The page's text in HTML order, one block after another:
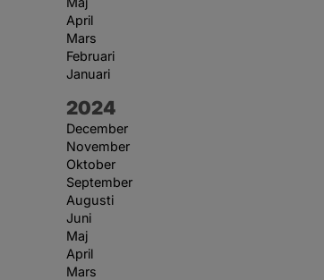
April
Mars
Februari
Januari
År:
2024
December
November
Oktober
September
Augusti
Juni
Maj
April
Mars